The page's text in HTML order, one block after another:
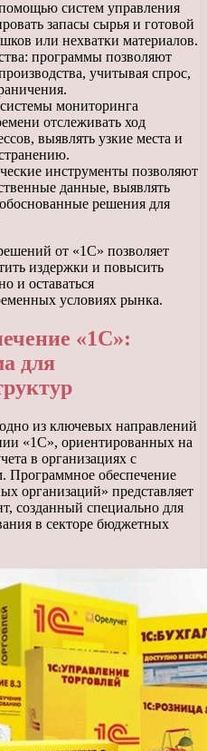
систем управления
запасы сырья и готовой
или нехватки материалов.
программы позволяют
учитывая спрос,
мониторинга
отслеживать ход
выявлять узкие места и
инструменты позволяют
данные, выявлять
решения для
от «1С» позволяет
издержки и повысить
и оставаться
условиях рынка.
«1С»:
для
из ключевых направлений
«1С», ориентированных на
в организациях с
Программное обеспечение
организаций» представляет
созданный специально для
в секторе бюджетных